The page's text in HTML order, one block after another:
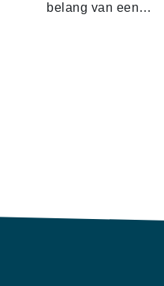
belang van een…